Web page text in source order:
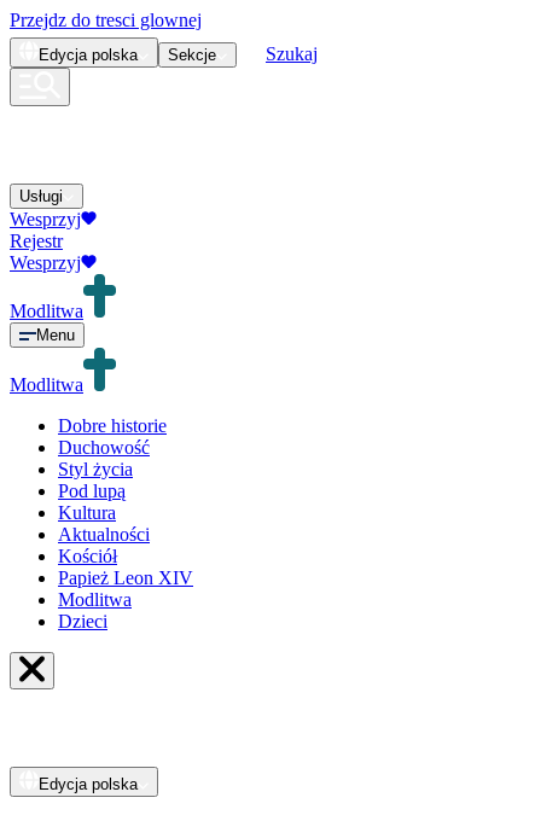
Przejdz do tresci glownej
Edycja polska Sekcje Szukaj
Usługi
Wesprzyj
Rejestr
Wesprzyj
Modlitwa
Menu
Modlitwa
Dobre historie
Duchowość
Styl życia
Pod lupą
Kultura
Aktualności
Kościół
Papież Leon XIV
Modlitwa
Dzieci
Edycja polska